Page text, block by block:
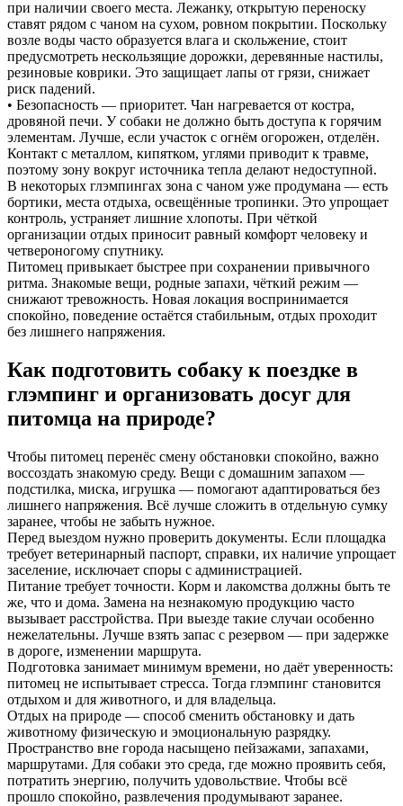
при наличии своего места. Лежанку, открытую переноску
ставят рядом с чаном на сухом, ровном покрытии. Поскольку
возле воды часто образуется влага и скольжение, стоит
предусмотреть нескользящие дорожки, деревянные настилы,
резиновые коврики. Это защищает лапы от грязи, снижает
риск падений.
• Безопасность — приоритет. Чан нагревается от костра,
дровяной печи. У собаки не должно быть доступа к горячим
элементам. Лучше, если участок с огнём огорожен, отделён.
Контакт с металлом, кипятком, углями приводит к травме,
поэтому зону вокруг источника тепла делают недоступной.
В некоторых глэмпингах зона с чаном уже продумана — есть
бортики, места отдыха, освещённые тропинки. Это упрощает
контроль, устраняет лишние хлопоты. При чёткой
организации отдых приносит равный комфорт человеку и
четвероногому спутнику.
Питомец привыкает быстрее при сохранении привычного
ритма. Знакомые вещи, родные запахи, чёткий режим —
снижают тревожность. Новая локация воспринимается
спокойно, поведение остаётся стабильным, отдых проходит
без лишнего напряжения.
Как подготовить собаку к поездке в
глэмпинг и организовать досуг для
питомца на природе?
Чтобы питомец перенёс смену обстановки спокойно, важно
воссоздать знакомую среду. Вещи с домашним запахом —
подстилка, миска, игрушка — помогают адаптироваться без
лишнего напряжения. Всё лучше сложить в отдельную сумку
заранее, чтобы не забыть нужное.
Перед выездом нужно проверить документы. Если площадка
требует ветеринарный паспорт, справки, их наличие упрощает
заселение, исключает споры с администрацией.
Питание требует точности. Корм и лакомства должны быть те
же, что и дома. Замена на незнакомую продукцию часто
вызывает расстройства. При выезде такие случаи особенно
нежелательны. Лучше взять запас с резервом — при задержке
в дороге, изменении маршрута.
Подготовка занимает минимум времени, но даёт уверенность:
питомец не испытывает стресса. Тогда глэмпинг становится
отдыхом и для животного, и для владельца.
Отдых на природе — способ сменить обстановку и дать
животному физическую и эмоциональную разрядку.
Пространство вне города насыщено пейзажами, запахами,
маршрутами. Для собаки это среда, где можно проявить себя,
потратить энергию, получить удовольствие. Чтобы всё
прошло спокойно, развлечения продумывают заранее.